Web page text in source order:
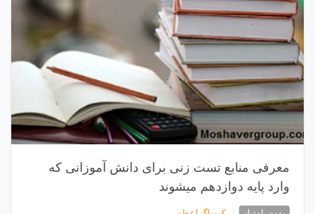
معرفی منابع تست زنی برای دانش آموزانی که
وارد پایه دوازدهم میشوند